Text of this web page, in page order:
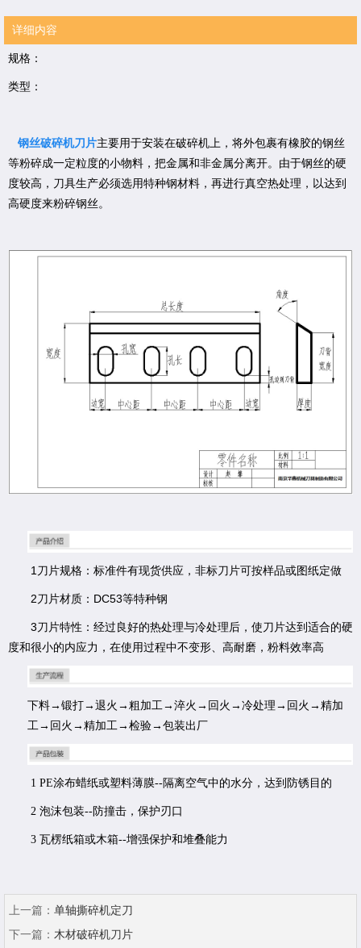
详细内容
规格：
类型：
钢丝破碎机刀片主要用于安装在破碎机上，将外包裹有橡胶的钢丝
等粉碎成一定粒度的小物料，把金属和非金属分离开。由于钢丝的硬
度较高，刀具生产必须选用特种钢材料，再进行真空热处理，以达到
高硬度来粉碎钢丝。
1刀片规格：标准件有现货供应，非标刀片可按样品或图纸定做
2刀片材质：DC53等特种钢
3刀片特性：经过良好的热处理与冷处理后，使刀片达到适合的硬
度和很小的内应力，在使用过程中不变形、高耐磨，粉料效率高
下料→锻打→退火→粗加工→淬火→回火→冷处理→回火→精加
工→回火→精加工→检验→包装出厂
1 PE涂布蜡纸或塑料薄膜--隔离空气中的水分，达到防锈目的
2 泡沫包装--防撞击，保护刃口
3 瓦楞纸箱或木箱--增强保护和堆叠能力
上一篇： 单轴撕碎机定刀
下一篇： 木材破碎机刀片